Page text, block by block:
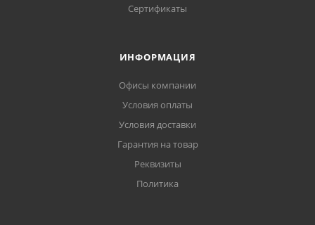
Сертификаты
ИНФОРМАЦИЯ
Офисы компании
Условия оплаты
Условия доставки
Гарантия на товар
Реквизиты
Политика